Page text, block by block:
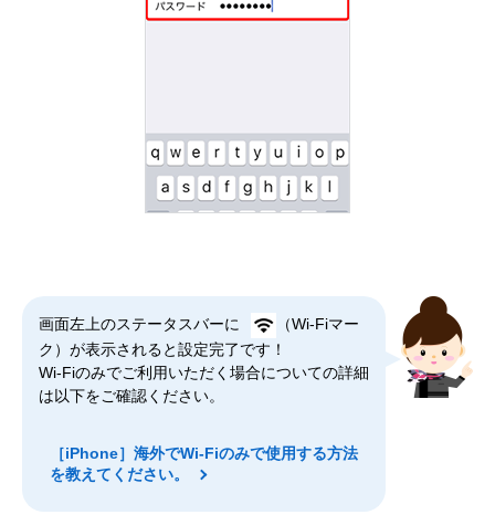
画面左上のステータスバーに
（Wi-Fiマー
ク）が表示されると設定完了です！
Wi-Fiのみでご利用いただく場合についての詳細
は以下をご確認ください。
［iPhone］海外でWi-Fiのみで使用する方法
を教えてください。